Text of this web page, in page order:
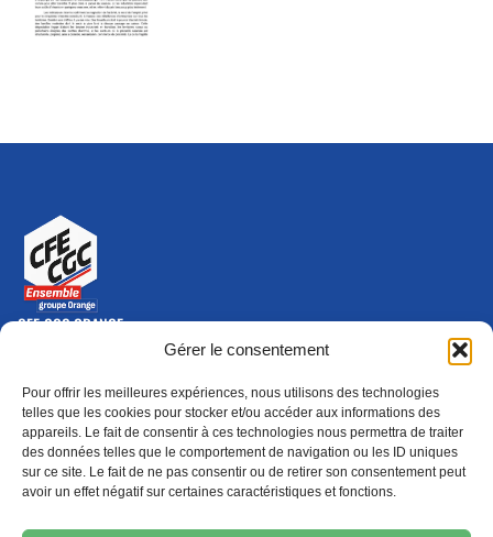
Gérer le consentement
Pour offrir les meilleures expériences, nous utilisons des technologies
telles que les cookies pour stocker et/ou accéder aux informations des
appareils. Le fait de consentir à ces technologies nous permettra de traiter
des données telles que le comportement de navigation ou les ID uniques
sur ce site. Le fait de ne pas consentir ou de retirer son consentement peut
avoir un effet négatif sur certaines caractéristiques et fonctions.
CFE-CGC ORANGE
10-12 rue Saint Amand, 75015 Paris Cedex 15
Nous contacter
01 46 79 28 74
S'ABONNER(NOUVELLE FENÊTRE)
ADHÉRER
Épargne
(nouvelle fenêtre) Formation
(nouvelle fenêtre)